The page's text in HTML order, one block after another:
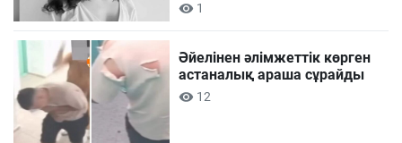
1
Әйелінен әлімжеттік көрген
астаналық араша сұрайды
12